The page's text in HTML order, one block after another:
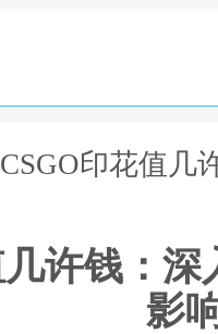
印花值几
许钱：
影